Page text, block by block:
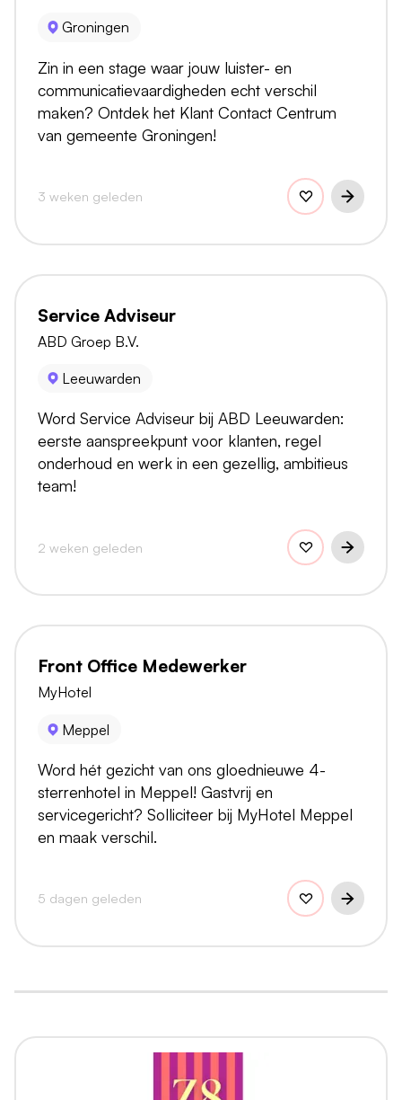
Groningen
Zin in een stage waar jouw luister- en
communicatievaardigheden echt verschil
maken? Ontdek het Klant Contact Centrum
van gemeente Groningen!
3 weken geleden
Service Adviseur
ABD Groep B.V.
Leeuwarden
Word Service Adviseur bij ABD Leeuwarden:
eerste aanspreekpunt voor klanten, regel
onderhoud en werk in een gezellig, ambitieus
team!
2 weken geleden
Front Office Medewerker
MyHotel
Meppel
Word hét gezicht van ons gloednieuwe 4-
sterrenhotel in Meppel! Gastvrij en
servicegericht? Solliciteer bij MyHotel Meppel
en maak verschil.
5 dagen geleden